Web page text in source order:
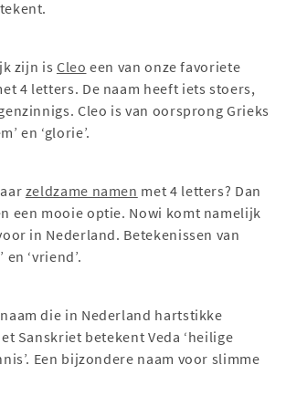
zijn is Cleo een van onze favoriete
4 letters. De naam heeft iets stoers,
Cleo is van oorsprong Grieks
en ‘glorie’.
zeldzame namen met 4 letters? Dan
een mooie optie. Nowi komt namelijk
in Nederland. Betekenissen van
en ‘vriend’.
die in Nederland hartstikke
Sanskriet betekent Veda ‘heilige
Een bijzondere naam voor slimme